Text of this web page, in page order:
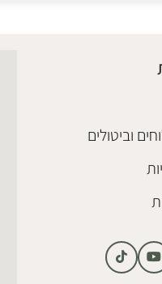
וביטולים